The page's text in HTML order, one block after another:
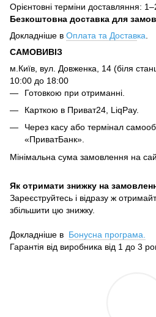
Орієнтовні терміни доставляння:
Безкоштовна доставка для
Докладніше в Оплата та Доставка
САМОВИВІЗ
м.Київ, вул. Довженка, 14 (біля
10:00 до 18:00
Готовкою при отриманні.
Карткою в Приват24, LiqPay.
Через касу або термінал
«ПриватБанк».
Мінімальна сума замовлення на
Як отримати знижку на
Зареєструйтесь і відразу ж
збільшити цю знижку.
Докладніше в Бонусна програма.
Гарантія від виробника від 1 до 3